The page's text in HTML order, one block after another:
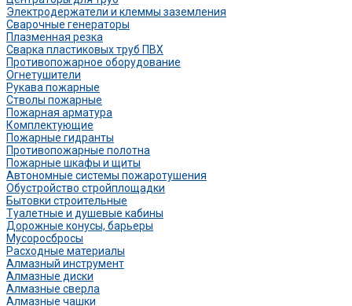
Электродержатели и клеммы заземления
Сварочные генераторы
Плазменная резка
Сварка пластиковых труб ПВХ
Противопожарное оборудование
Огнетушители
Рукава пожарные
Стволы пожарные
Пожарная арматура
Комплектующие
Пожарные гидранты
Противопожарные полотна
Пожарные шкафы и щиты
Автономные системы пожаротушения
Обустройство стройплощадки
Бытовки строительные
Туалетные и душевые кабины
Дорожные конусы, барьеры
Мусоросбросы
Расходные материалы
Алмазный инструмент
Алмазные диски
Алмазные сверла
Алмазные чашки